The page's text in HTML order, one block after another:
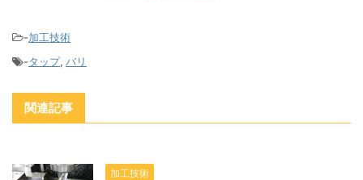
-加工技術
-タップ, バリ
関連記事
加工技術